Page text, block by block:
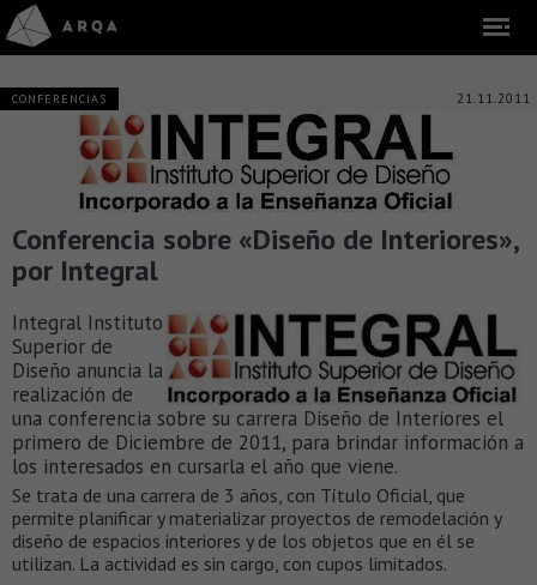
CONFERENCIAS 21.11.2011
Conferencia sobre «Diseño de Interiores»,
por Integral
Integral Instituto
Superior de
Diseño anuncia la
realización de
una conferencia sobre su carrera Diseño de Interiores el
primero de Diciembre de 2011, para brindar información a
los interesados en cursarla el año que viene.
Se trata de una carrera de 3 años, con Título Oficial, que
permite planificar y materializar proyectos de remodelación y
diseño de espacios interiores y de los objetos que en él se
utilizan. La actividad es sin cargo, con cupos limitados.